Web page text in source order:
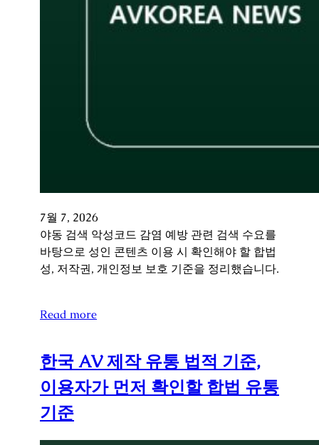
7월 7, 2026
야동 검색 악성코드 감염 예방 관련 검색 수요를
바탕으로 성인 콘텐츠 이용 시 확인해야 할 합법
성, 저작권, 개인정보 보호 기준을 정리했습니다.
Read more
한국 AV 제작 유통 법적 기준,
이용자가 먼저 확인할 합법 유통
기준